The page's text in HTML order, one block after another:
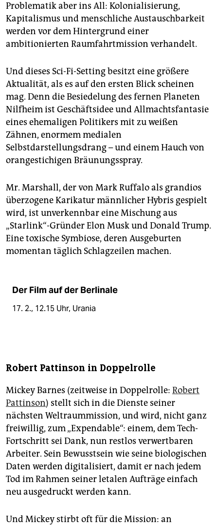
Problematik aber ins All: Kolonialisierung,
Kapitalismus und menschliche Austauschbarkeit
werden vor dem Hintergrund einer
ambitionierten Raumfahrtmission verhandelt.
Und dieses Sci-Fi-Setting besitzt eine größere
Aktualität, als es auf den ersten Blick scheinen
mag. Denn die Besiedelung des fernen Planeten
Nilfheim ist Geschäftsidee und Allmachtsfantasie
eines ehemaligen Politikers mit zu weißen
Zähnen, enormem medialen
Selbstdarstellungsdrang – und einem Hauch von
orangestichigen Bräunungsspray.
Mr. Marshall, der von Mark Ruffalo als grandios
überzogene Karikatur männlicher Hybris gespielt
wird, ist unverkennbar eine Mischung aus
„Starlink“-Gründer Elon Musk und Donald Trump.
Eine toxische Symbiose, deren Ausgeburten
momentan täglich Schlagzeilen machen.
Der Film auf der Berlinale
17. 2., 12.15 Uhr, Urania
Robert Pattinson in Doppelrolle
Mickey Barnes (zeitweise in Doppelrolle: Robert
Pattinson) stellt sich in die Dienste seiner
nächsten Weltraummission, und wird, nicht ganz
freiwillig, zum „Expendable“: einem, dem Tech-
Fortschritt sei Dank, nun restlos verwertbaren
Arbeiter. Sein Bewusstsein wie seine biologischen
Daten werden digitalisiert, damit er nach jedem
Tod im Rahmen seiner letalen Aufträge einfach
neu ausgedruckt werden kann.
Und Mickey stirbt oft für die Mission: an